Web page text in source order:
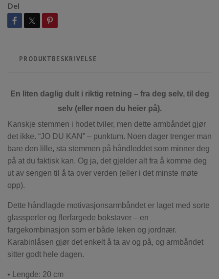
Del
PRODUKTBESKRIVELSE
En liten daglig dult i riktig retning – fra deg selv, til deg
selv (eller noen du heier på).
Kanskje stemmen i hodet tviler, men dette armbåndet gjør
det ikke. “JO DU KAN” – punktum. Noen dager trenger man
bare den lille, sta stemmen på håndleddet som minner deg
på at du faktisk kan. Og ja, det gjelder alt fra å komme deg
ut av sengen til å ta over verden (eller i det minste møte
opp).
Dette håndlagde motivasjonsarmbåndet er laget med sorte
glassperler og flerfargede bokstaver – en
fargekombinasjon som er både leken og jordnær.
Karabinlåsen gjør det enkelt å ta av og på, og armbåndet
sitter godt hele dagen.
• Lengde: 20 cm